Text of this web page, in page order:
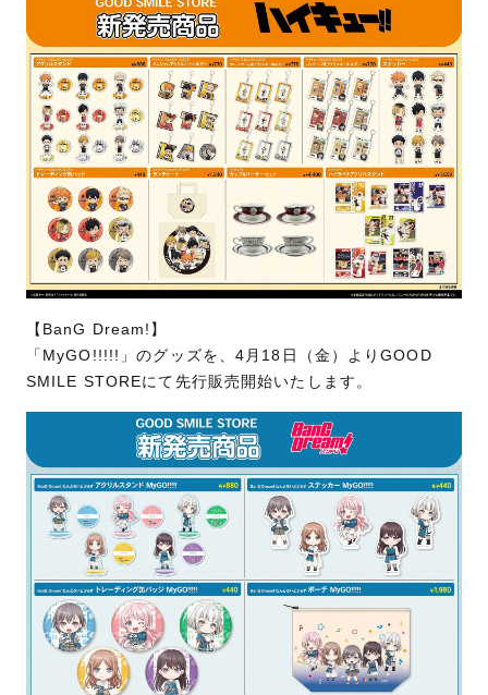
【BanG Dream!】
「MyGO!!!!!」のグッズを、4月18日（金）よりGOOD
SMILE STOREにて先行販売開始いたします。